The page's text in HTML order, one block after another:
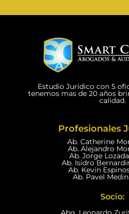
Estudio Jurídico con 5
tenemos mas de 20 años
calidad.
Profesionales
Ab. Catherine
Ab. Alejandro
Ab. Jorge
Ab. Isidro
Ab. Kevin
Ab. Pavel
Socio: